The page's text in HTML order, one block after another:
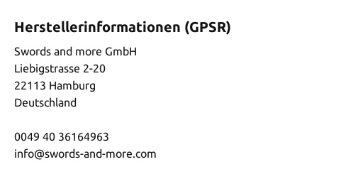
Herstellerinformationen (GPSR)
Swords and more GmbH
Liebigstrasse 2-20
22113 Hamburg
Deutschland
0049 40 36164963
info@swords-and-more.com